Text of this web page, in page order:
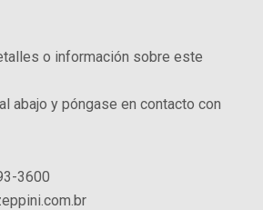
o información sobre este
abajo y póngase en contacto con
3600